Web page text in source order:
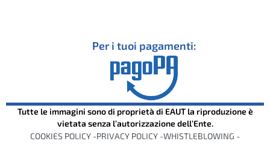
Per i tuoi pagamenti:
Tutte le immagini sono di proprietà di EAUT la riproduzione è
vietata senza l’autorizzazione dell’Ente.
COOKIES POLICY -PRIVACY POLICY -WHISTLEBLOWING -